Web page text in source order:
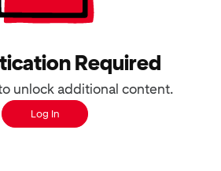
Required
unlock additional content.
Log In